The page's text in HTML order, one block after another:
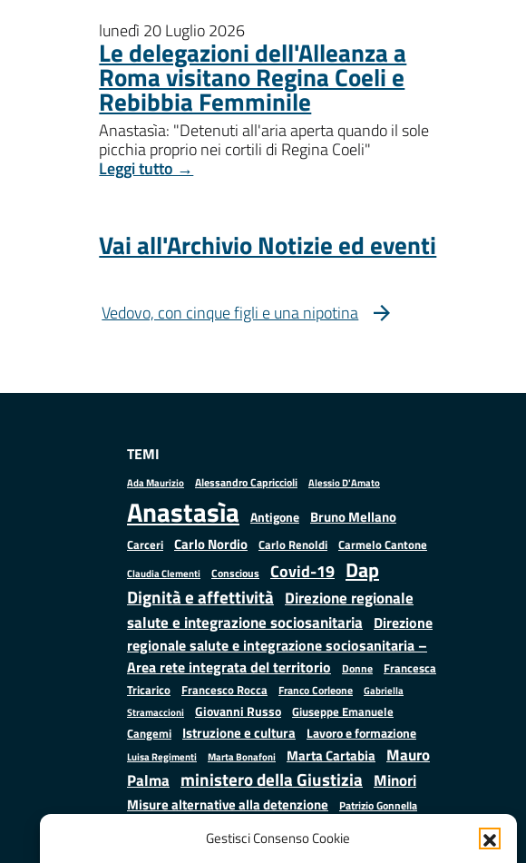
Gestisci Consenso Cookie
lunedì 20 Luglio 2026
Le delegazioni dell'Alleanza a
Roma visitano Regina Coeli e
Rebibbia Femminile
Anastasìa: "Detenuti all'aria aperta quando il sole
picchia proprio nei cortili di Regina Coeli"
Leggi tutto →
Vai all'Archivio Notizie ed eventi
Vedovo, con cinque figli e una nipotina
TEMI
Ada Maurizio Alessandro Capriccioli Alessio D'Amato
Anastasìa Antigone Bruno Mellano
Carceri Carlo Nordio Carlo Renoldi Carmelo Cantone
Claudia Clementi Conscious Covid-19 Dap
Dignità e affettività Direzione regionale
salute e integrazione sociosanitaria Direzione
regionale salute e integrazione sociosanitaria –
Area rete integrata del territorio
Donne
Francesca
Tricarico
Francesco Rocca Franco Corleone
Gabriella
Stramaccioni
Giovanni Russo Giuseppe Emanuele
Cangemi
Istruzione e cultura Lavoro e formazione
Luisa Regimenti Marta Bonafoni Marta Cartabia Mauro
Palma ministero della Giustizia Minori
Misure alternative alla detenzione Patrizio Gonnella
Samuele Ciambriello